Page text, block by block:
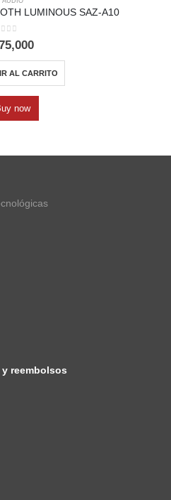
LUMINOUS SAZ-A10
of 5
AL CARRITO
now
reembolsos